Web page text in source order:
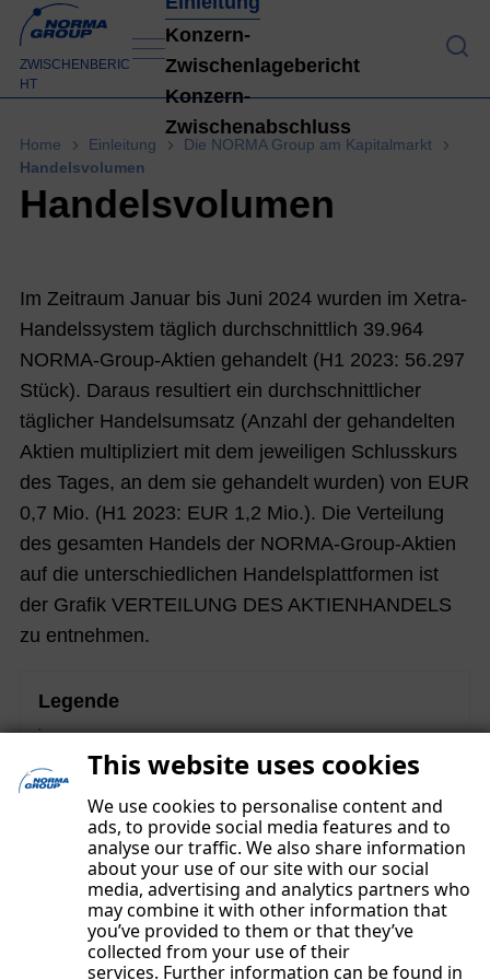
This website uses cookies
We use cookies to personalise content and
ads, to provide social media features and to
analyse our traffic. We also share information
about your use of our site with our social
media, advertising and analytics partners who
may combine it with other information that
you’ve provided to them or that they’ve
collected from your use of their
services. Further information can be found in
ZWISCHENBERIC
HT
Einleitung
Hi
H
1
20
Br
ief
de
s
Vo
rst
e
O
R
M
A
Gr
ou
Ak
kt
e
im
H
ah
r
20
24
rc
h
po
sit
iv
e
Konzern-
Zwischenlagebericht
Konzern-
Zwischenabschluss
Home Einleitung
Die NORMA Group am Kapitalmarkt
Handelsvolumen
Handelsvolumen
Im Zeitraum Januar bis Juni 2024 wurden im Xetra-
Handelssystem täglich durchschnittlich 39.964
NORMA-Group-Aktien gehandelt (H1 2023: 56.297
Stück). Daraus resultiert ein durchschnittlicher
täglicher Handelsumsatz (Anzahl der gehandelten
Aktien multipliziert mit dem jeweiligen Schlusskurs
des Tages, an dem sie gehandelt wurden) von EUR
0,7 Mio. (H1 2023: EUR 1,2 Mio.). Die Verteilung
des gesamten Handels der NORMA-Group-Aktien
auf die unterschiedlichen Handelsplattformen ist
der Grafik VERTEILUNG DES AKTIENHANDELS
zu entnehmen.
Legende
Konzernberichts und unterlagen einer gesonderten
Prüfung mit begrenzter Sicherheit („limited assurance“).